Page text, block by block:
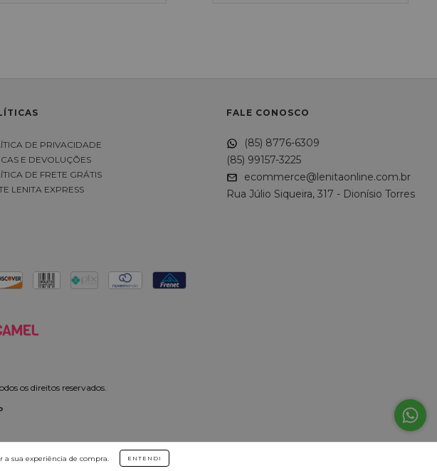
a sua experiência de compra. ENTENDI
DE PRIVACIDADE
E DEVOLUÇÕES
DE FRETE GRÁTIS
LENITA EXPRESS
FALE CONOSCO
(85) 8776-6309
(85) 99157-3225
ecommerce@lenitaonline.com.br
Rua Júlio Siqueira, 317 - Dionísio Torres
os direitos reservados.